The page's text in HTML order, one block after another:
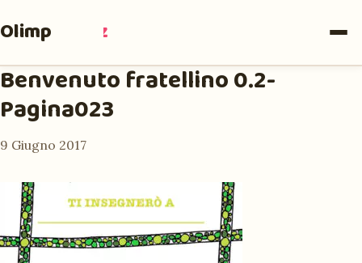
Olimpia Ruiz
Benvenuto fratellino 0.2-
Pagina023
9 Giugno 2017